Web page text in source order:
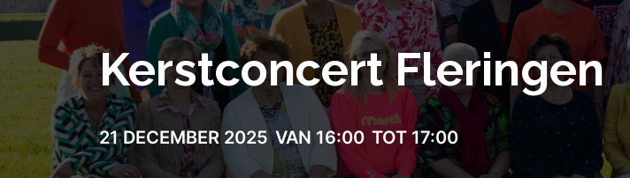
Kerstconcert Fleringen
21 DECEMBER 2025 VAN 16:00 TOT 17:00